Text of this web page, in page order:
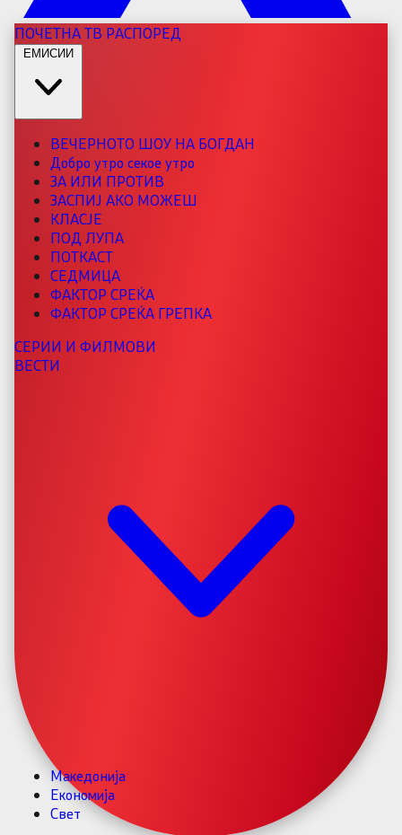
ПОЧЕТНАТВ РАСПОРЕД
ЕМИСИИ
ВЕЧЕРНОТО ШОУ НА БОГДАН
Добро утро секое утро
ЗА ИЛИ ПРОТИВ
ЗАСПИЈ АКО МОЖЕШ
КЛАСЈЕ
ПОД ЛУПА
ПОТКАСТ
СЕДМИЦА
ФАКТОР СРЕЌА
ФАКТОР СРЕЌА ГРЕПКА
СЕРИИ И ФИЛМОВИ
ВЕСТИ
Македонија
Економија
Свет